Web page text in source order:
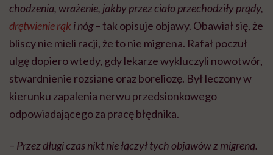
chodzenia, wrażenie, jakby przez ciało przechodziły prądy,
drętwienie rąki nóg– tak opisuje objawy. Obawiał się, że
bliscy nie mieli racji, że to nie migrena. Rafał poczuł
ulgę dopiero wtedy, gdy lekarze wykluczyli nowotwór,
stwardnienie rozsiane oraz boreliozę. Był leczony w
kierunku zapalenia nerwu przedsionkowego
odpowiadającego za pracę błędnika.
– Przez długi czas nikt nie łączył tych objawów z migreną.